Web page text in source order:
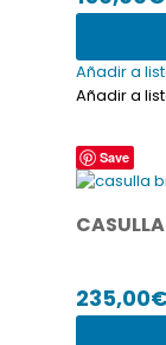
se
elegir
en
de
producto
Añadir a
Añadir a
Save
235,00
Este
producto
múltiples
opciones
se